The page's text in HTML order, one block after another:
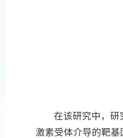
在该研究中，研
激素受体介导的靶